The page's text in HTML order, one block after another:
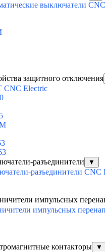
выключатели
защитного отключения
Electric
разъединители
▼
разъединители CNC
импульсных
импульсных
контакторы
▼